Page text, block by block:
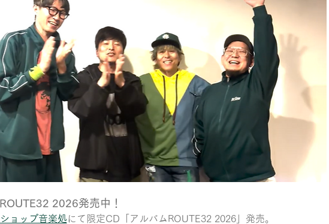
2026発売中！
ョップ音楽処にて限定CD「アルバムROUTE32 2026」発売。